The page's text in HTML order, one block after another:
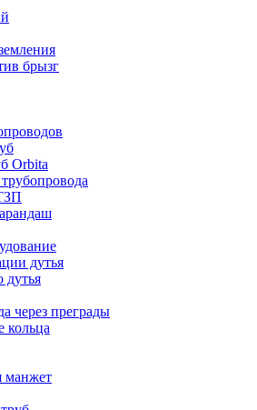
брызг
Orbita
дутья
дутья
через преграды
манжет